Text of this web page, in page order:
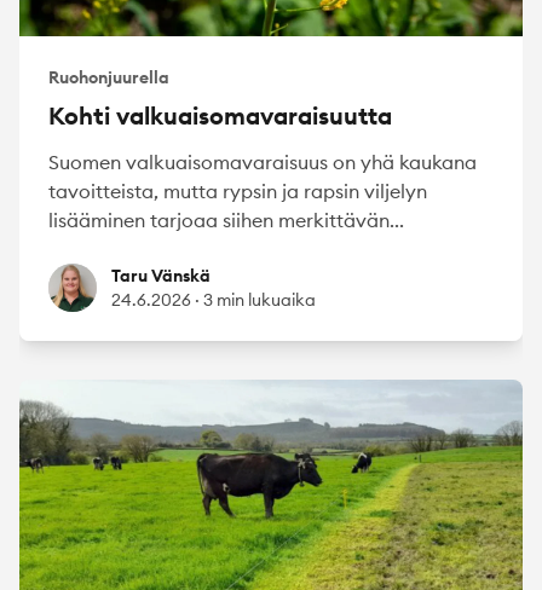
Ruohonjuurella
Kohti valkuaisomavaraisuutta
Suomen valkuaisomavaraisuus on yhä kaukana
tavoitteista, mutta rypsin ja rapsin viljelyn
lisääminen tarjoaa siihen merkittävän...
Taru VänskäTaru Vänskä
24.6.2026 · 3 min lukuaika